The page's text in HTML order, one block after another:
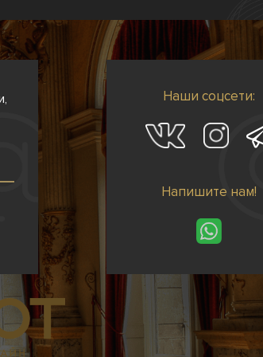
Наши соцсети:
Напишите нам!